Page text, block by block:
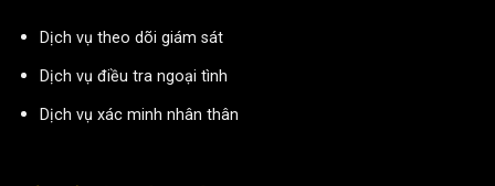
Dịch vụ theo dõi giám sát
Dịch vụ điều tra ngoại tình
Dịch vụ xác minh nhân thân